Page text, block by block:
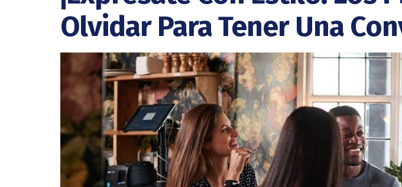
Olvidar Para Tener Una